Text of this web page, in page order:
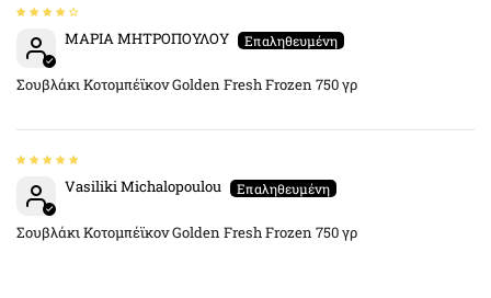
ΜΑΡΙΑ ΜΗΤΡΟΠΟΥΛΟΥ
Σουβλάκι Κοτομπέϊκον Golden Fresh Frozen 750 γρ
Vasiliki Michalopoulou
Σουβλάκι Κοτομπέϊκον Golden Fresh Frozen 750 γρ